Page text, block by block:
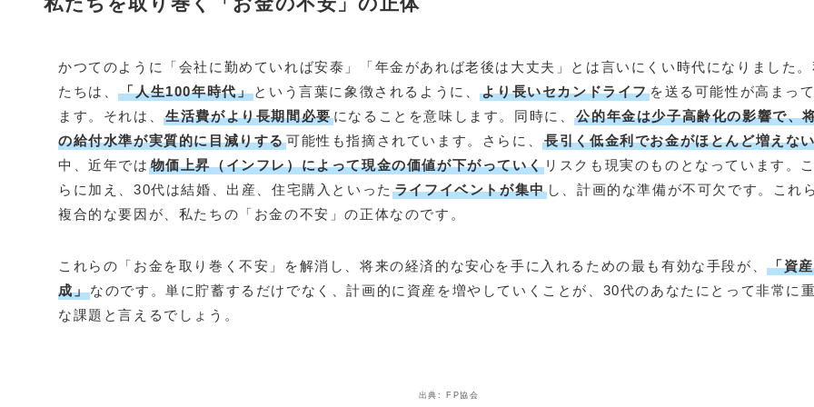
かつてのように「会社に勤めていれば安泰」「年金があれば老後は大丈夫」とは言いにくい時代になりました。
たちは、「人生100年時代」 という言葉に象徴されるように、より長いセカンドライフ を送る可能性が高まっ
ます。それは、生活費がより長期間必要になることを意味します。同時に、公的年金は少子高齢化の影響で、
の給付水準が実質的に目減りする可能性も指摘されています。さらに、長引く低金利でお金がほとんど増えな
中、近年では 物価上昇（インフレ）によって現金の価値が下がっていく リスクも現実のものとなっています。
らに加え、30代は結婚、出産、住宅購入といった ライフイベントが集中し、計画的な準備が不可欠です。これ
複合的な要因が、私たちの「お金の不安」の正体なのです。
これらの「お金を取り巻く不安」を解消し、将来の経済的な安心を手に入れるための最も有効な手段が、「資
成」なのです。単に貯蓄するだけでなく、計画的に資産を増やしていくことが、30代のあなたにとって非常に
な課題と言えるでしょう。
出典: FP協会